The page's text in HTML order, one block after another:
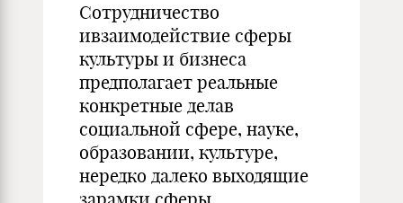
Сотрудничество
ивзаимодействие сферы
культуры и биз­неса
предполагает реальные
конкретные делав
социальной сфере, науке,
образовании, культуре,
нередко далеко выхо­дящие